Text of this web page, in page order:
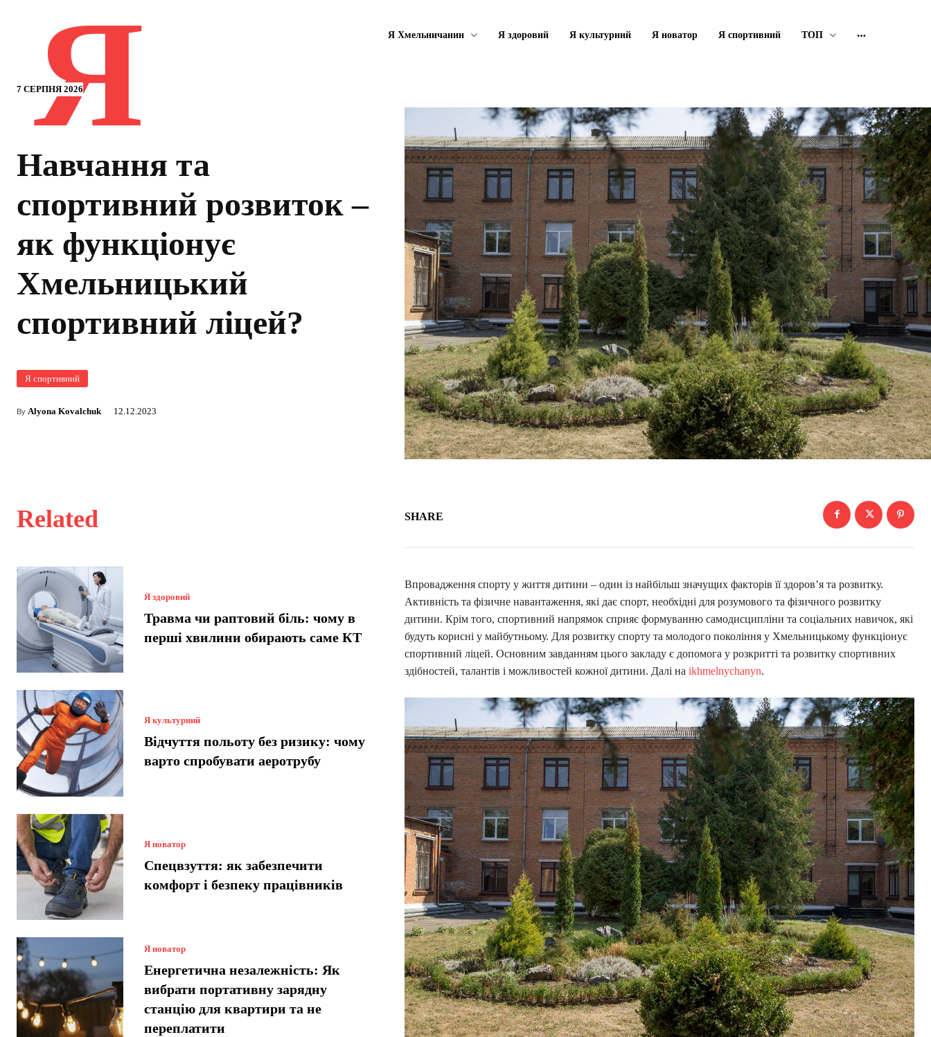
7 СЕРПНЯ 2026
Я Я Хмельничанин Я здоровий Я культурний Я новатор Я спортивний ТОП
Навчання та
спортивний розвиток –
як функціонує
Хмельницький
спортивний ліцей?
Я спортивний
By Alyona Kovalchuk 12.12.2023
Related
Я здоровий
Травма чи раптовий біль: чому в
перші хвилини обирають саме КТ
Я культурний
Відчуття польоту без ризику: чому
варто спробувати аеротрубу
Я новатор
Спецвзуття: як забезпечити
комфорт і безпеку працівників
Я новатор
Енергетична незалежність: Як
вибрати портативну зарядну
станцію для квартири та не
переплатити
SHARE
Впровадження спорту у життя дитини – один із найбільш значущих факторів її здоров’я та розвитку.
Активність та фізичне навантаження, які дає спорт, необхідні для розумового та фізичного розвитку
дитини. Крім того, спортивний напрямок сприяє формуванню самодисципліни та соціальних навичок, які
будуть корисні у майбутньому. Для розвитку спорту та молодого покоління у Хмельницькому функціонує
спортивний ліцей. Основним завданням цього закладу є допомога у розкритті та розвитку спортивних
здібностей, талантів і можливостей кожної дитини. Далі на ikhmelnychanyn.